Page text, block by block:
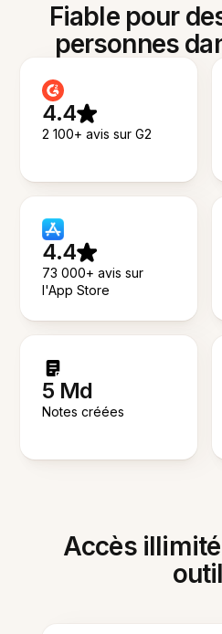
Fiable pour
personnes
4.4
2 100+ avis sur G2
4.4
73 000+ avis sur
l'App Store
5 Md
Notes créées
Accès